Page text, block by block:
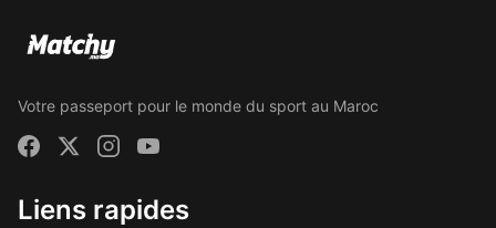
Votre passeport pour le monde du sport au Maroc
Liens rapides